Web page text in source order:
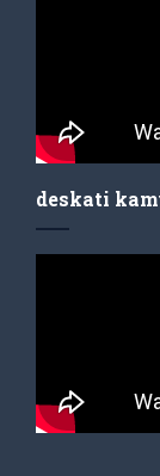
deskati